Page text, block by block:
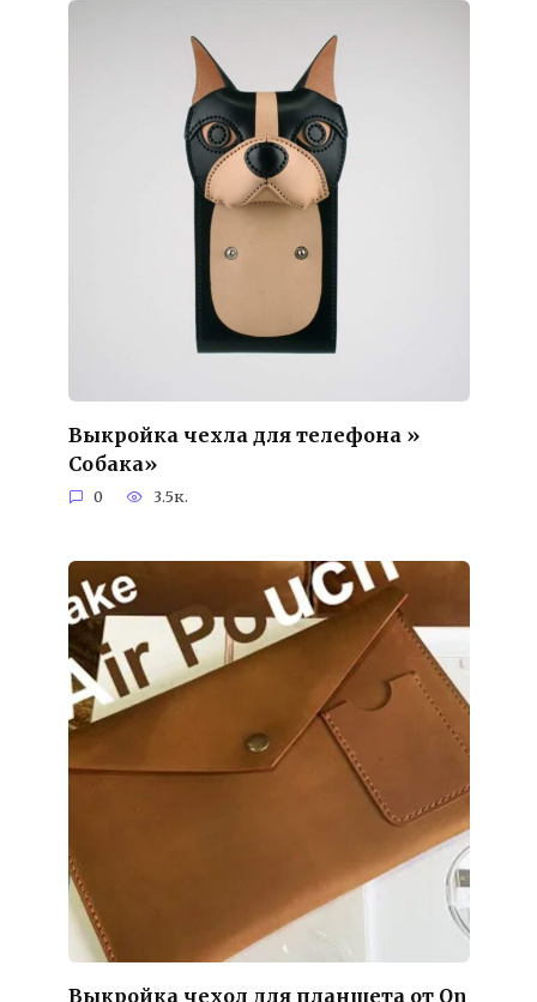
Выкройка чехла для телефона »
Собака»
0 3.5к.
Выкройка чехол для планшета от On